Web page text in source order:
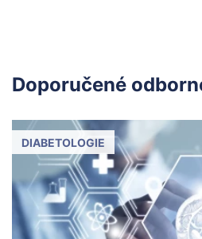
Doporučené
DIABETOLOGIE